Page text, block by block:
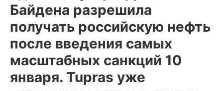
Байдена разрешила
получать российскую нефть
после введения самых
масштабных санкций 10
января. Tupras уже